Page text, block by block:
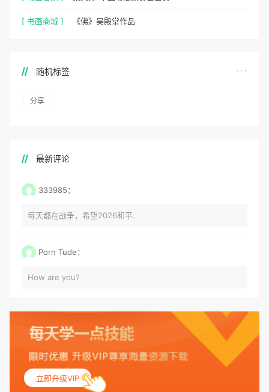
[ 书画商城 ] 《佛》吴殿堂作品
随机标签
分享
最新评论
333985：
每天都在战争，希望2026和平.
Porn Tude：
How are you?
立即升级VIP